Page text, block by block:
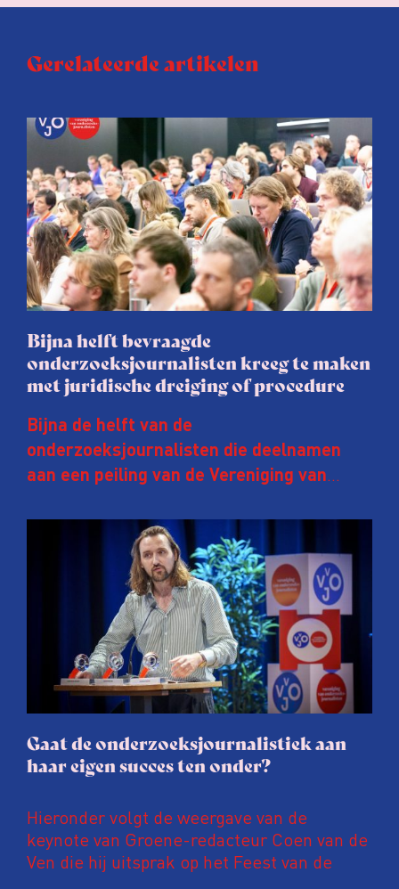
Gerelateerde artikelen
Bijna helft bevraagde
onderzoeksjournalisten kreeg te maken
met juridische dreiging of procedure
Bijna de helft van de
onderzoeksjournalisten die deelnamen
aan een peiling van de Vereniging van
afgelopen twee jaar te maken met
juridische dreiging of een juridische
procedure rond het eigen werk. Dat kost
journalisten tijd, ook ervaren zij stress en
soms worden publicaties aangepast of
gaat de hele publicatie zelfs niet door.
Gaat de onderzoeksjournalistiek aan
haar eigen succes ten onder?
Hieronder volgt de weergave van de
keynote van Groene-redacteur Coen van de
Ven die hij uitsprak op het Feest van de